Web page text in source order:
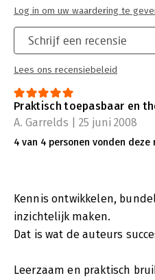
worden.
Als u morgen een workshop
een managementdag op de
een praktisch bruikbaar
benodigde niveau te brengen.
Schrijf een recensie
Lees ons recensiebeleid
Log in om uw waardering te
Praktisch toepasbaar en
A. Garrelds | 25 juni 2008
4 van 4 personen vonden
Kennis ontwikkelen,
inzichtelijk maken.
Dat is wat de auteurs
Leerzaam en praktisch